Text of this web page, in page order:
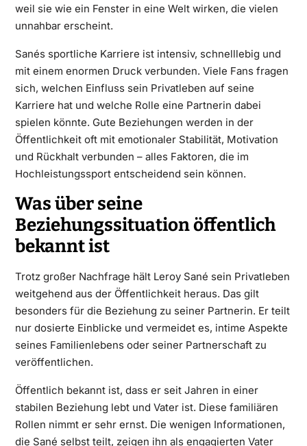
weil sie wie ein Fenster in eine Welt wirken, die vielen
unnahbar erscheint.
Sanés sportliche Karriere ist intensiv, schnelllebig und
mit einem enormen Druck verbunden. Viele Fans fragen
sich, welchen Einfluss sein Privatleben auf seine
Karriere hat und welche Rolle eine Partnerin dabei
spielen könnte. Gute Beziehungen werden in der
Öffentlichkeit oft mit emotionaler Stabilität, Motivation
und Rückhalt verbunden – alles Faktoren, die im
Hochleistungssport entscheidend sein können.
Was über seine
Beziehungssituation öffentlich
bekannt ist
Trotz großer Nachfrage hält Leroy Sané sein Privatleben
weitgehend aus der Öffentlichkeit heraus. Das gilt
besonders für die Beziehung zu seiner Partnerin. Er teilt
nur dosierte Einblicke und vermeidet es, intime Aspekte
seines Familienlebens oder seiner Partnerschaft zu
veröffentlichen.
Öffentlich bekannt ist, dass er seit Jahren in einer
stabilen Beziehung lebt und Vater ist. Diese familiären
Rollen nimmt er sehr ernst. Die wenigen Informationen,
die Sané selbst teilt, zeigen ihn als engagierten Vater